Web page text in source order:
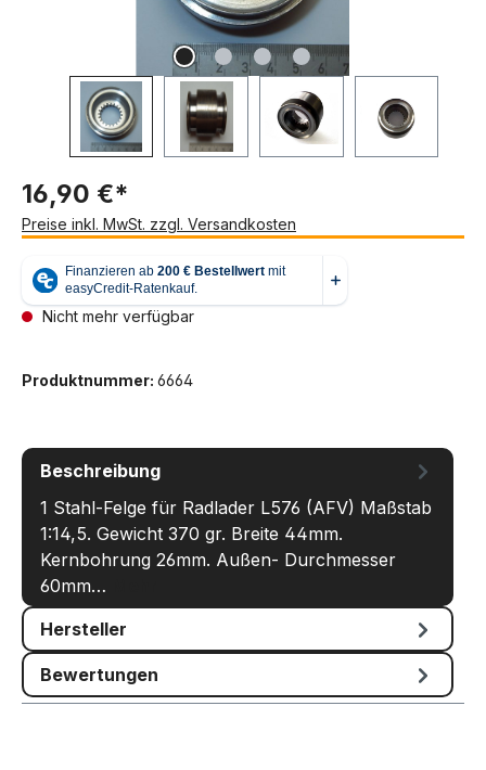
16,90 €*
Preise inkl. MwSt. zzgl. Versandkosten
Nicht mehr verfügbar
Produktnummer: 6664
Beschreibung
1 Stahl-Felge für Radlader L576 (AFV) Maßstab
1:14,5. Gewicht 370 gr. Breite 44mm.
Kernbohrung 26mm. Außen- Durchmesser
60mm…
Hersteller
Bewertungen